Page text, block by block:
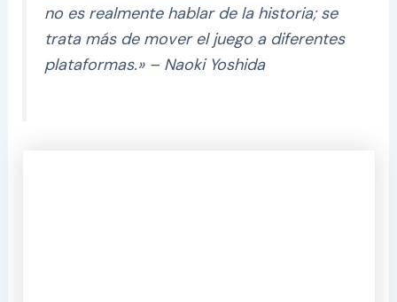
no es realmente hablar de la historia; se
trata más de mover el juego a diferentes
plataformas.» – Naoki Yoshida